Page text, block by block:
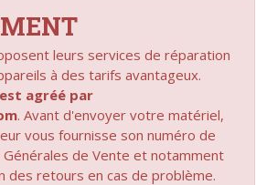
leurs services de réparation
à des tarifs avantageux.
agréé par
. Avant d'envoyer votre matériel,
vous fournisse son numéro de
Générales de Vente et notamment
des retours en cas de problème.